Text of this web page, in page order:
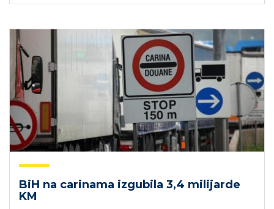
BiH na carinama izgubila 3,4 milijarde
KM